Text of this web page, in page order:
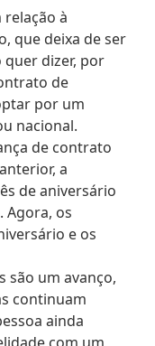
à
que deixa de ser
quer dizer, por
de
por um
nacional.
de contrato
a
de aniversário
Agora, os
e os
são um avanço,
continuam
ainda